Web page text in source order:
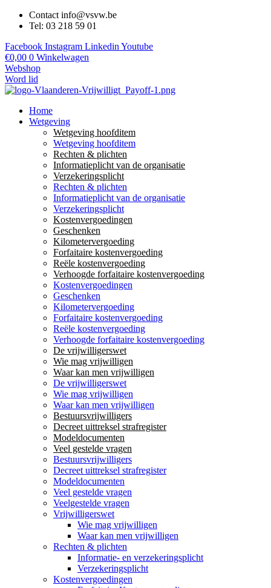
Contact info@vsvw.be
Tel: 03 218 59 01
Facebook Instagram Linkedin Youtube
€0,00 0 Winkelwagen
Webshop
Word lid
Home
Wetgeving
Wetgeving hoofditem
Wetgeving hoofditem
Rechten & plichten
Informatieplicht van de organisatie
Verzekeringsplicht
Rechten & plichten
Informatieplicht van de organisatie
Verzekeringsplicht
Kostenvergoedingen
Geschenken
Kilometervergoeding
Forfaitaire kostenvergoeding
Reële kostenvergoeding
Verhoogde forfaitaire kostenvergoeding
Kostenvergoedingen
Geschenken
Kilometervergoeding
Forfaitaire kostenvergoeding
Reële kostenvergoeding
Verhoogde forfaitaire kostenvergoeding
De vrijwilligerswet
Wie mag vrijwilligen
Waar kan men vrijwilligen
De vrijwilligerswet
Wie mag vrijwilligen
Waar kan men vrijwilligen
Bestuursvrijwilligers
Decreet uittreksel strafregister
Modeldocumenten
Veel gestelde vragen
Bestuursvrijwilligers
Decreet uittreksel strafregister
Modeldocumenten
Veel gestelde vragen
Veelgestelde vragen
Vrijwilligerswet
Wie mag vrijwilligen
Waar kan men vrijwilligen
Rechten & plichten
Informatie- en verzekeringsplicht
Verzekeringsplicht
Kostenvergoedingen